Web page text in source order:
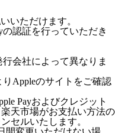
いただけます。
認証を行っていただき
会社によって異なりま
りAppleのサイトをご確認
Payおよびクレジット
天市場がお支払い方法の
セルいたします。